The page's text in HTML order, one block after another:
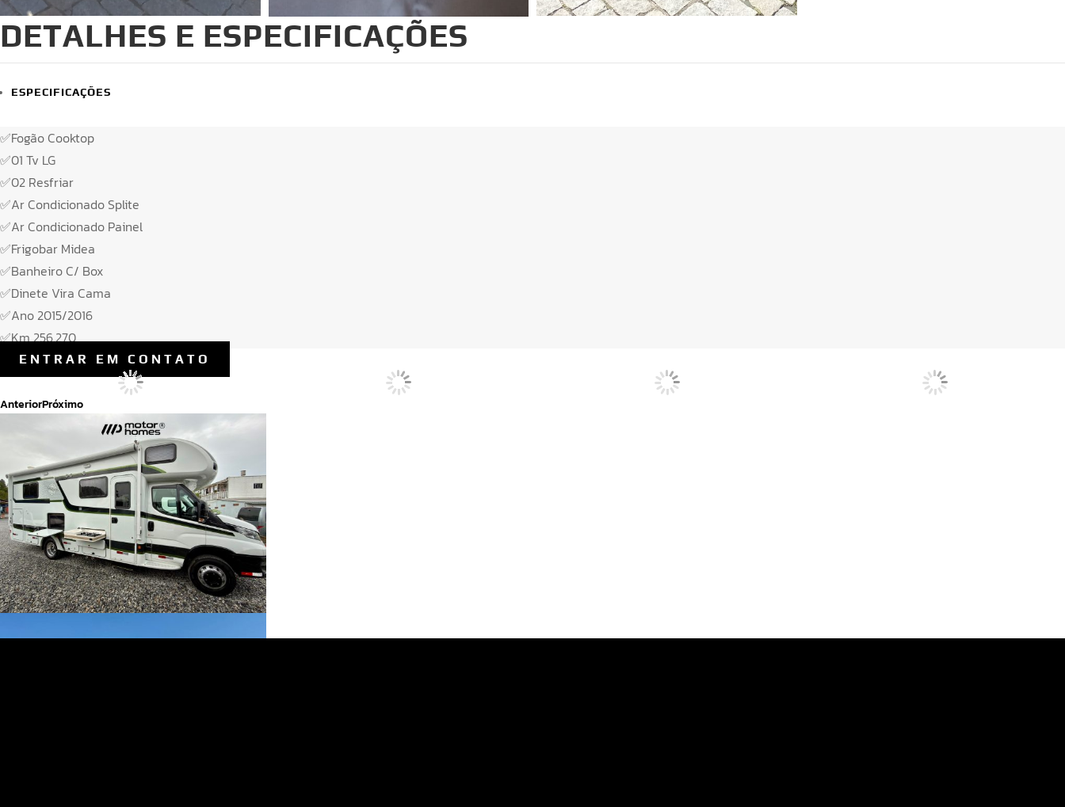
DETALHES E ESPECIFICAÇÕES
ESPECIFICAÇÕES
✅Fogão Cooktop
✅01 Tv LG
✅02 Resfriar
✅Ar Condicionado Splite
✅Ar Condicionado Painel
✅Frigobar Midea
✅Banheiro C/ Box
✅Dinete Vira Cama
✅Ano 2015/2016
✅Km 256.270
ENTRAR EM CONTATO
AnteriorPróximo
MH Sprinter 7.3 SI/ Slide Out